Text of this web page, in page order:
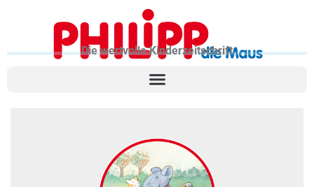
Die wertvolle Kinderzeitschrift